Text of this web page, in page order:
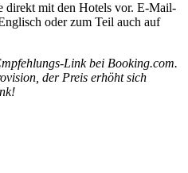
direkt mit den Hotels vor. E-Mail-
oder zum Teil auch auf
Link bei Booking.com.
der Preis erhöht sich